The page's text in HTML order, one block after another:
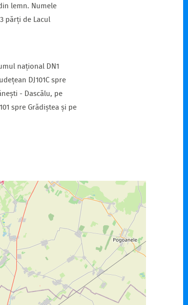
lemn. Numele
părți de Lacul
național DN1
DJ101C spre
- Dascălu, pe
spre Grădiștea și pe